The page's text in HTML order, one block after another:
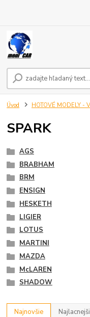
Úvod HOTOVÉ MODELY -
SPARK
AGS
BRABHAM
BRM
ENSIGN
HESKETH
LIGIER
LOTUS
MARTINI
MAZDA
McLAREN
SHADOW
Najnovšie